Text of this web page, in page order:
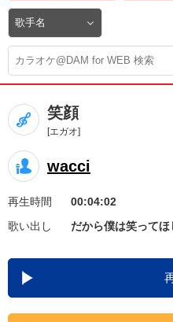
DAM★とも動画
DAM★とも録音
カラオケ＠DAM
ユーザー検索
キャンペーン
お知らせ よくあるご質問
DAMの新曲
カラオケ最新
笑顔
[エガオ]
wacci
再生時間
00:04:02
歌い出し
だから僕は笑ってほ